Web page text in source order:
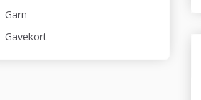
Garn
Gavekort